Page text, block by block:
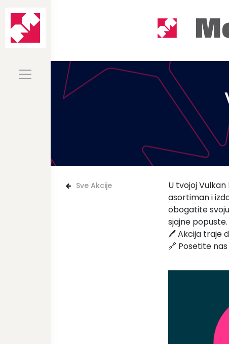
Sve Akcije
U tvojoj
asortiman i
obogatite
sjajne popuste.
🖊️ Akcija traje
🔗 Posetite